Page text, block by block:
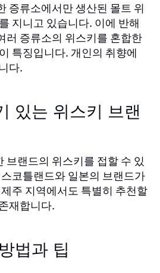
증류소에서만 생산된 몰트 위
지니고 있습니다. 이에 반해
러 증류소의 위스키를 혼합한
특징입니다. 개인의 취향에
다.
있는 위스키 브랜
브랜드의 위스키를 접할 수 있
코틀랜드와 일본의 브랜드가
주 지역에서도 특별히 추천할
재합니다.
법과 팁